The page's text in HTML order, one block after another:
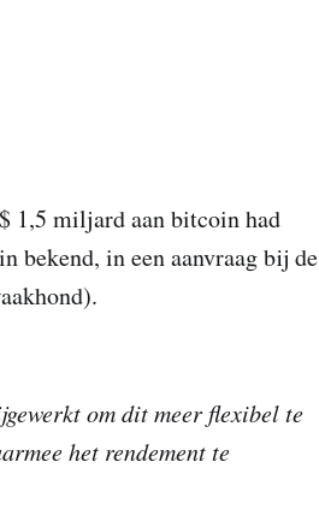
1,5 miljard aan bitcoin had
bekend, in een aanvraag bij de
om dit meer flexibel te
het rendement te